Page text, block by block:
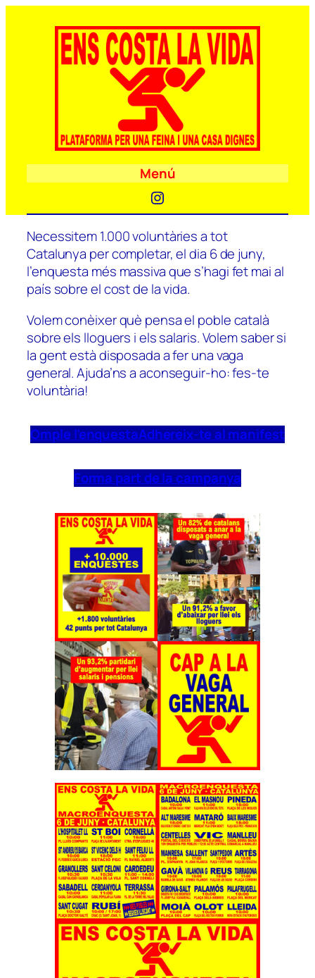
Menú
Instagram
Necessitem 1.000 voluntàries a tot
Catalunya per completar, el dia 6 de juny,
l’enquesta més massiva que s’hagi fet mai al
país sobre el cost de la vida.
Volem conèixer què pensa el poble català
sobre els lloguers i els salaris. Volem saber si
la gent està disposada a fer una vaga
general. Ajuda’ns a aconseguir-ho: fes-te
voluntària!
Omple l’enquestaAdhereix-te al manifest
Forma part de la campanya